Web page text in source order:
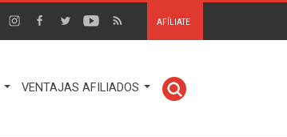
AFÍLIATE
VENTAJAS AFILIADOS